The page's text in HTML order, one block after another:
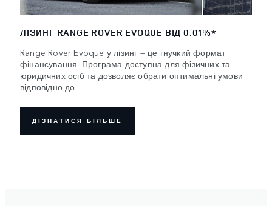
ЛІЗИНГ RANGE ROVER EVOQUE ВІД 0.01%*
Range Rover Evoque у лізинг — це гнучкий формат
фінансування. Програма доступна для фізичних та
юридичних осіб та дозволяє обрати оптимальні умови
відповідно до
ДІЗНАТИСЯ БІЛЬШЕ